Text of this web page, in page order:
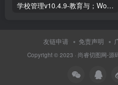
学校管理v10.4.9-教育与；WordPress学习管理系统；高级脚本、插件和；手机
友链申请 免责声明
Copyright © 2023 · 尚睿切图网-源